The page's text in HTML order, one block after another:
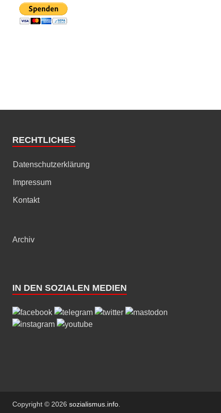
RECHTLICHES
Datenschutzerklärung
Impressum
Kontakt
Archiv
IN DEN SOZIALEN MEDIEN
Copyright © 2026 sozialismus.info